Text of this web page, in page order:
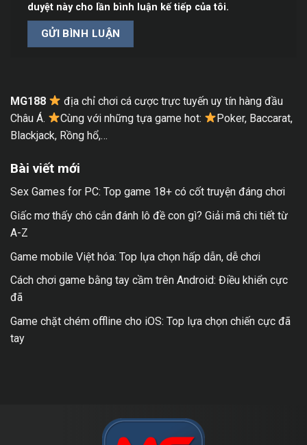
duyệt này cho lần bình luận kế tiếp của tôi.
MG188
địa chỉ chơi cá cược trực tuyến uy tín hàng đầu
Châu Á.
Cùng với những tựa game hot:
Poker, Baccarat,
Blackjack, Rồng hổ,…
Bài viết mới
Sex Games for PC: Top game 18+ có cốt truyện đáng chơi
Giấc mơ thấy chó cắn đánh lô đề con gì? Giải mã chi tiết từ
A-Z
Game mobile Việt hóa: Top lựa chọn hấp dẫn, dễ chơi
Cách chơi game bằng tay cầm trên Android: Điều khiển cực
đã
Game chặt chém offline cho iOS: Top lựa chọn chiến cực đã
tay